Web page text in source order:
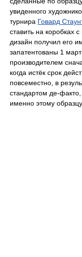
увиденного
турнира Говард
ставить на коробках
дизайн получил его
запатентованы 1
производителем
когда истёк срок
повсеместно, в
стандартом де-
именно этому